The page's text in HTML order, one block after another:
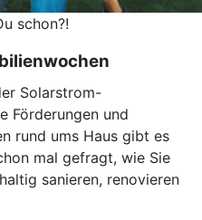
schon?!
Solarstrom-
Förderungen und
rund ums Haus gibt es
mal gefragt, wie Sie
sanieren, renovieren